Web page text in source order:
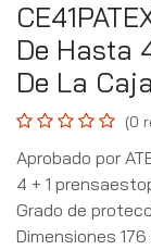
De Hasta
De La
(0
Aprobado por
4 + 1
Grado de
Dimensiones